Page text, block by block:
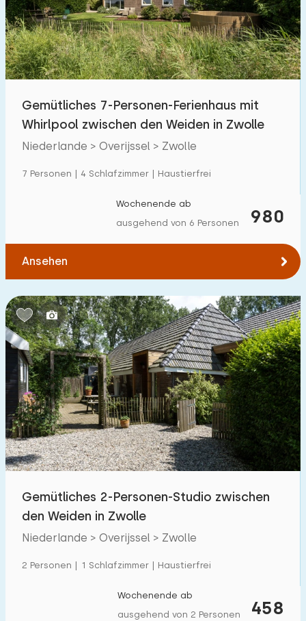
Schwimmbad 0
Eingezäunter Garten 4
Haustierfrei 3
Ladestation Auto
€ 0 — € 1000+
Schlafzimmern:
1 2 3 4 5
Badezimmer:
1 2 3 4 5
Entfernungen
Von Zwolle(max. km) :
Zum Meer(max. km):
10 20
Gemütliches 7-Personen-Ferienhaus mit
Whirlpool zwischen den Weiden in Zwolle
Niederlande > Overijssel > Zwolle
7 Personen | 4 Schlafzimmer | Haustierfrei
980
Wochenende ab
ausgehend von 6 Personen
Ansehen
Gemütliches 2-Personen-Studio zwischen
den Weiden in Zwolle
Niederlande > Overijssel > Zwolle
2 Personen | 1 Schlafzimmer | Haustierfrei
458
Wochenende ab
ausgehend von 2 Personen